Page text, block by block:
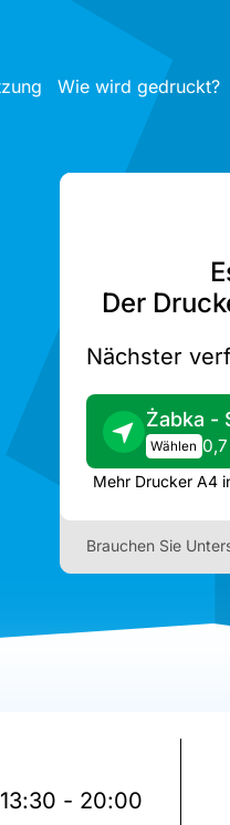
Wie wird gedruckt?
Der
Nächster
Wählen
Brauchen Sie
13:30 - 20:00